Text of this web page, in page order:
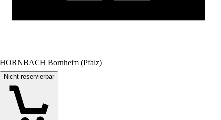
HORNBACH Bornheim (Pfalz)
Nicht reservierbar